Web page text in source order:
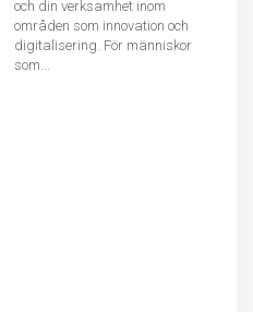
och din verksamhet inom
områden som innovation och
digitalisering. För människor
som...